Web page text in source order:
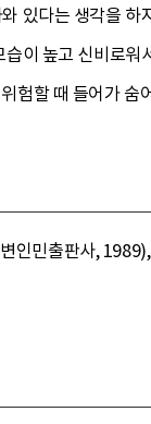
있다는 생각을
이 높고 신비로
험할 때 들어가 숨
인민출판사,